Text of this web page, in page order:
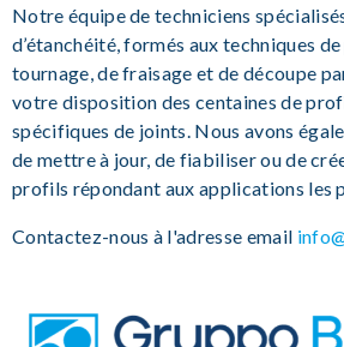
Notre équipe de techniciens
d’étanchéité, formés aux techniques
tournage, de fraisage et de découpe
votre disposition des centaines de
spécifiques de joints. Nous avons
de mettre à jour, de fiabiliser ou de
profils répondant aux applications les
Contactez-nous à l'adresse email